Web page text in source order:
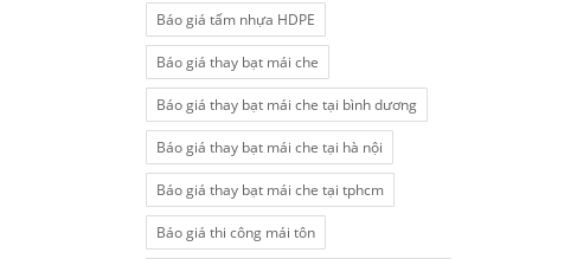
Báo giá tấm nhựa HDPE
Báo giá thay bạt mái che
Báo giá thay bạt mái che tại bình dương
Báo giá thay bạt mái che tại hà nội
Báo giá thay bạt mái che tại tphcm
Báo giá thi công mái tôn